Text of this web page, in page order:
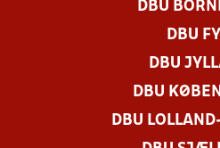
DBU
DBU
DBU
DBU
DBU